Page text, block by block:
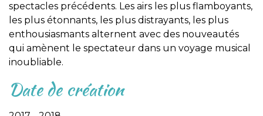
spectacles précédents. Les airs les plus flamboyants,
les plus étonnants, les plus distrayants, les plus
enthousiasmants alternent avec des nouveautés
qui amènent le spectateur dans un voyage musical
inoubliable.
Date de création